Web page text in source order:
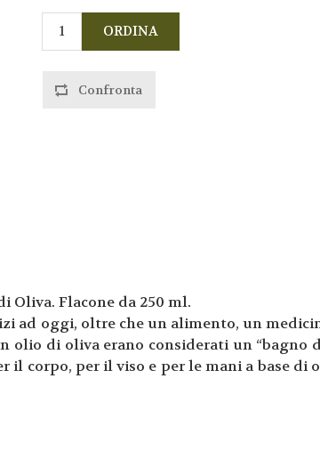
Oliva. Flacone da 250 ml.
ad oggi, oltre che un alimento, un
di oliva erano considerati un “bagno
il corpo, per il viso e per le mani a base di